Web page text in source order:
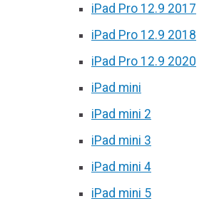
iPad Pro 12.9 2017
iPad Pro 12.9 2018
iPad Pro 12.9 2020
iPad mini
iPad mini 2
iPad mini 3
iPad mini 4
iPad mini 5